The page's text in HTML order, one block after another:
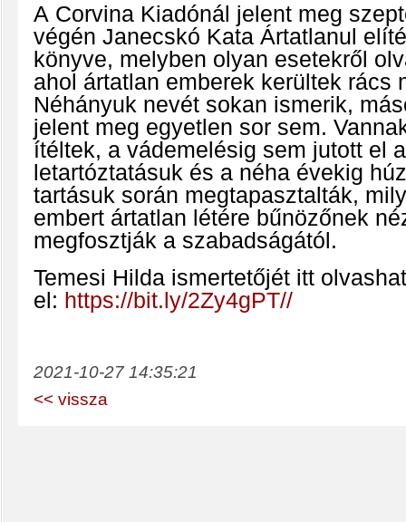
A Corvina Kiadónál jelent meg
végén Janecskó Kata Ártatlanul
könyve, melyben olyan esetekről
ahol ártatlan emberek kerültek rács
Néhányuk nevét sokan ismerik,
jelent meg egyetlen sor sem.
ítéltek, a vádemelésig sem jutott el
letartóztatásuk és a néha évekig
tartásuk során megtapasztalták,
embert ártatlan létére bűnözőnek
megfosztják a szabadságától.
Temesi Hilda ismertetőjét itt
el: https://bit.ly/2Zy4gPT//
2021-10-27 14:35:21
<< vissza